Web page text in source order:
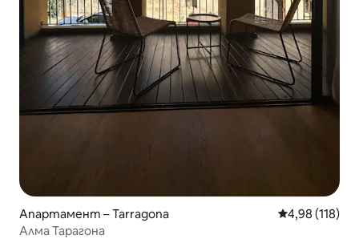
Апартамент – Tarragona Средна
4,98 (118)
Алма Тарагона